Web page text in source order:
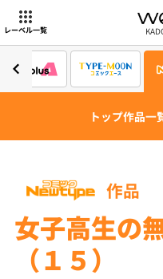
レーベル一覧
トップ作品一
作品
女子高生の
（１５）